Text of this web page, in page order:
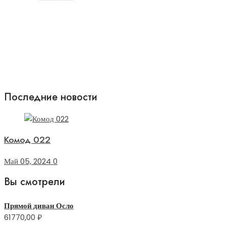
Последние новости
Комод 022
Май 05, 2024 0
Вы смотрели
Прямой диван Осло
61770,00 ₽